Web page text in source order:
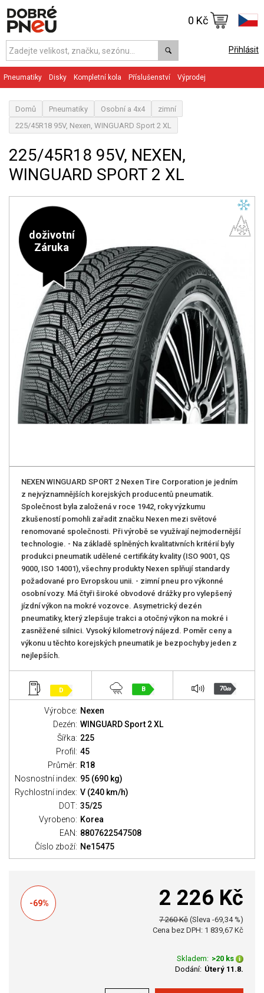
Přihlásit
0 Kč
Pneumatiky Disky Kompletní kola Příslušenství Výprodej
Domů Pneumatiky Osobní a 4x4
zimní
225/45R18 95V, Nexen, WINGUARD Sport 2 XL
225/45R18 95V, NEXEN,
WINGUARD SPORT 2 XL
doživotní
Záruka
NEXEN WINGUARD SPORT 2 Nexen Tire Corporation je jedním
z nejvýznamnějších korejských producentů pneumatik.
Společnost byla založená v roce 1942, roky výzkumu
zkušeností pomohli zařadit značku Nexen mezi světové
renomované společnosti. Při výrobě se využívají nejmodernější
technologie. - Na základě splněných kvalitativních kritérií byly
produkci pneumatik udělené certifikáty kvality (ISO 9001, QS
9000, ISO 14001), všechny produkty Nexen splňují standardy
požadované pro Evropskou unii. - zimní pneu pro výkonné
osobní vozy. Má čtyři široké obvodové drážky pro vylepšený
jízdní výkon na mokré vozovce. Asymetrický dezén
pneumatiky, který zlepšuje trakci a otočný výkon na mokré i
zasněžené silnici. Vysoký kilometrový nájezd. Poměr ceny a
výkonu u těchto korejských pneumatik je bezpochyby jeden z
nejlepších.
D B 70dB
Výrobce: Nexen
Dezén: WINGUARD Sport 2 XL
Šířka: 225
Profil: 45
Průměr: R18
Nosnostní index: 95 (690 kg)
Rychlostní index: V (240 km/h)
DOT: 35/25
Vyrobeno: Korea
EAN: 8807622547508
Číslo zboží: Ne15475
-69% 2 226 Kč
7 260 Kč (Sleva -69,34 %)
Cena bez DPH: 1 839,67 Kč
Skladem: >20 ks
Dodání: Úterý 11.8.